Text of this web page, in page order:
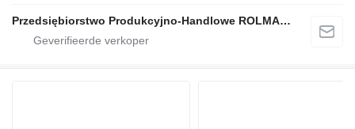
Przedsiębiorstwo Produkcyjno-Handlowe ROLMAPOL Marcin Dziekan